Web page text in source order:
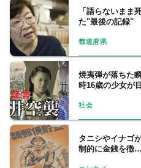
「語らないまま
た"最後の記録
都道府県
焼夷弾が落ちた
時16歳の少女が
社会
タニシやイナゴ
制的に金銭を徴…